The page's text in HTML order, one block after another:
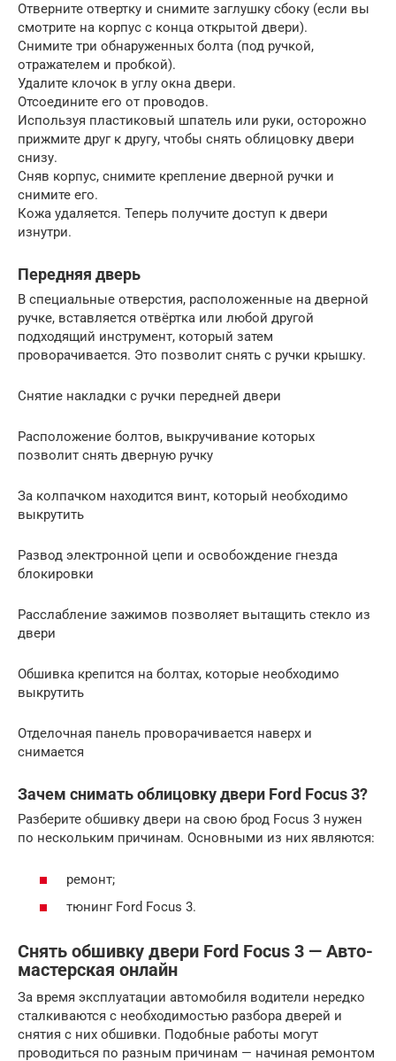
Отверните отвертку и снимите заглушку сбоку (если вы
смотрите на корпус с конца открытой двери).
Снимите три обнаруженных болта (под ручкой,
отражателем и пробкой).
Удалите клочок в углу окна двери.
Отсоедините его от проводов.
Используя пластиковый шпатель или руки, осторожно
прижмите друг к другу, чтобы снять облицовку двери
снизу.
Сняв корпус, снимите крепление дверной ручки и
снимите его.
Кожа удаляется. Теперь получите доступ к двери
изнутри.
Передняя дверь
В специальные отверстия, расположенные на дверной
ручке, вставляется отвёртка или любой другой
подходящий инструмент, который затем
проворачивается. Это позволит снять с ручки крышку.
Снятие накладки с ручки передней двери
Расположение болтов, выкручивание которых
позволит снять дверную ручку
За колпачком находится винт, который необходимо
выкрутить
Развод электронной цепи и освобождение гнезда
блокировки
Расслабление зажимов позволяет вытащить стекло из
двери
Обшивка крепится на болтах, которые необходимо
выкрутить
Отделочная панель проворачивается наверх и
снимается
Зачем снимать облицовку двери Ford Focus 3?
Разберите обшивку двери на свою брод Focus 3 нужен
по нескольким причинам. Основными из них являются:
ремонт;
тюнинг Ford Focus 3.
Снять обшивку двери Ford Focus 3 — Авто-
мастерская онлайн
За время эксплуатации автомобиля водители нередко
сталкиваются с необходимостью разбора дверей и
снятия с них обшивки. Подобные работы могут
проводиться по разным причинам — начиная ремонтом